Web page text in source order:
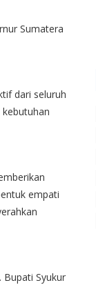
Sumatera
dari seluruh
empati
Bupati Syukur